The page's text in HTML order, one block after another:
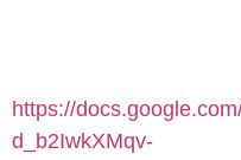
https://
d_b2IwkXMqv-